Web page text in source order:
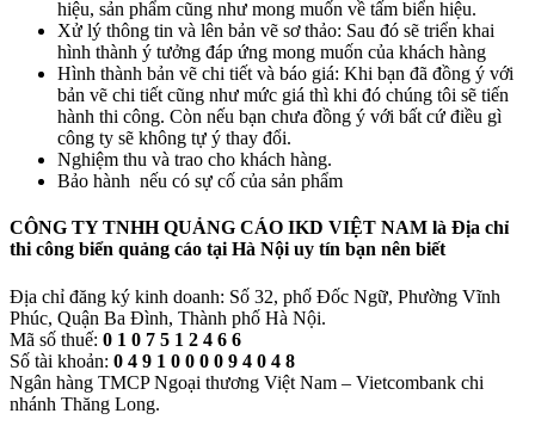
hiệu, sản phẩm cũng như mong muốn về tấm biển hiệu.
Xử lý thông tin và lên bản vẽ sơ thảo: Sau đó sẽ triển khai
hình thành ý tưởng đáp ứng mong muốn của khách hàng
Hình thành bản vẽ chi tiết và báo giá: Khi bạn đã đồng ý với
bản vẽ chi tiết cũng như mức giá thì khi đó chúng tôi sẽ tiến
hành thi công. Còn nếu bạn chưa đồng ý với bất cứ điều gì
công ty sẽ không tự ý thay đổi.
Nghiệm thu và trao cho khách hàng.
Bảo hành nếu có sự cố của sản phẩm
CÔNG TY TNHH QUẢNG CÁO IKD VIỆT NAM là Địa chỉ
thi công biển quảng cáo tại Hà Nội uy tín bạn nên biết
Địa chỉ đăng ký kinh doanh: Số 32, phố Đốc Ngữ, Phường Vĩnh
Phúc, Quận Ba Đình, Thành phố Hà Nội.
Mã số thuế: 0 1 0 7 5 1 2 4 6 6
Số tài khoản: 0 4 9 1 0 0 0 0 9 4 0 4 8
Ngân hàng TMCP Ngoại thương Việt Nam – Vietcombank chi
nhánh Thăng Long.